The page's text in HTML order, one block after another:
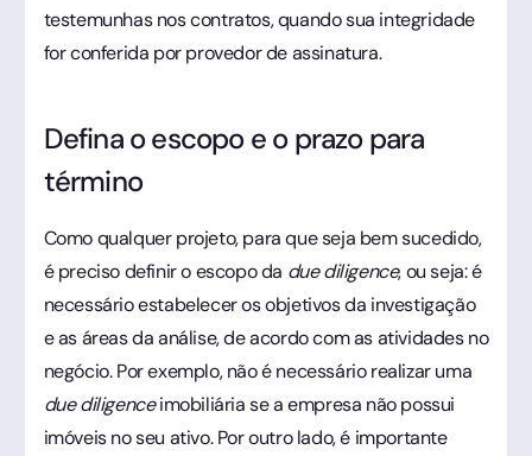
testemunhas nos contratos, quando sua integridade
for conferida por provedor de assinatura.
Defina o escopo e o prazo para
término
Como qualquer projeto, para que seja bem sucedido,
é preciso definir o escopo da due diligence, ou seja: é
necessário estabelecer os objetivos da investigação
e as áreas da análise, de acordo com as atividades no
negócio. Por exemplo, não é necessário realizar uma
due diligenceimobiliária se a empresa não possui
imóveis no seu ativo. Por outro lado, é importante